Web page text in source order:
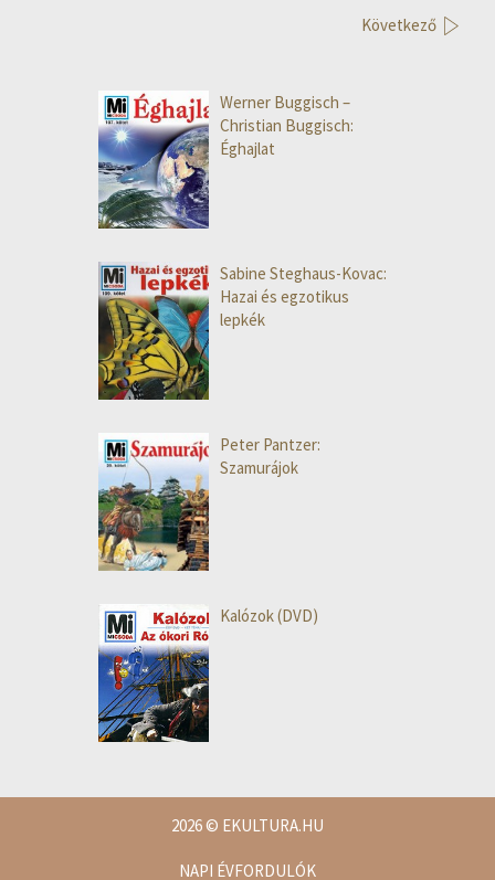
Következő
Werner Buggisch –
Christian Buggisch:
Éghajlat
Sabine Steghaus-Kovac:
Hazai és egzotikus
lepkék
Peter Pantzer:
Szamurájok
Kalózok (DVD)
2026© EKULTURA.HU
NAPI ÉVFORDULÓK